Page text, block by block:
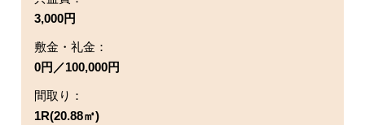
3,000円
敷金・礼金：
0円／100,000円
間取り：
1R(20.88㎡)